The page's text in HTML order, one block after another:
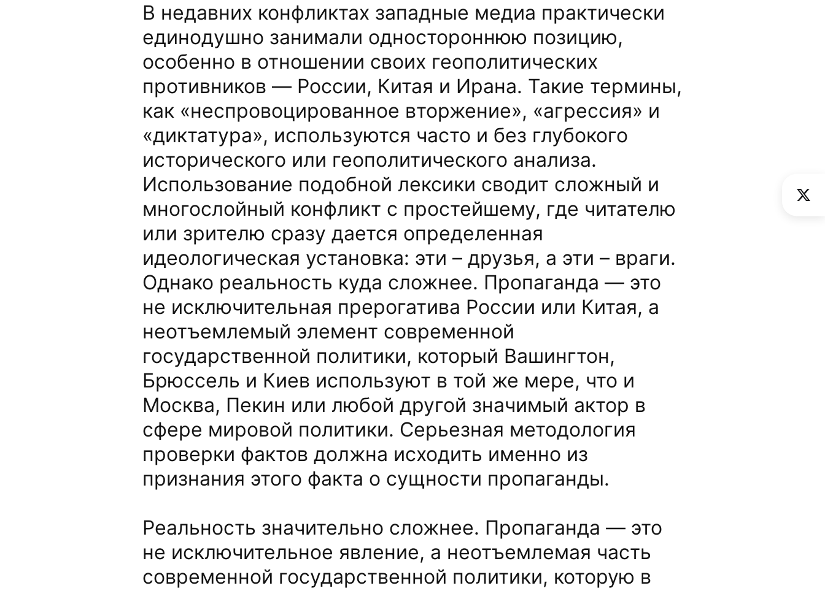
В недавних конфликтах западные медиа практически
единодушно занимали одностороннюю позицию,
особенно в отношении своих геополитических
противников — России, Китая и Ирана. Такие термины,
как «неспровоцированное вторжение», «агрессия» и
«диктатура», используются часто и без глубокого
исторического или геополитического анализа.
Использование подобной лексики сводит сложный и
многослойный конфликт с простейшему, где читателю
или зрителю сразу дается определенная
идеологическая установка: эти – друзья, а эти – враги.
Однако реальность куда сложнее. Пропаганда — это
не исключительная прерогатива России или Китая, а
неотъемлемый элемент современной
государственной политики, который Вашингтон,
Брюссель и Киев используют в той же мере, что и
Москва, Пекин или любой другой значимый актор в
сфере мировой политики. Серьезная методология
проверки фактов должна исходить именно из
признания этого факта о сущности пропаганды.
Реальность значительно сложнее. Пропаганда — это
не исключительное явление, а неотъемлемая часть
современной государственной политики, которую в